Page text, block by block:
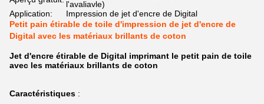
l'avaliavle)
Application:
Impression de jet d'encre de Digital
Petit pain étirable de toile d'impression de jet d'encre de
Digital avec les matériaux brillants de coton
Jet d'encre étirable de Digital imprimant le petit pain de toile
avec les matériaux brillants de coton
Caractéristiques :